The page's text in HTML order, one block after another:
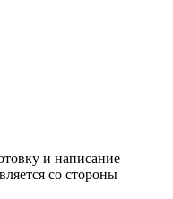
и написание
со стороны